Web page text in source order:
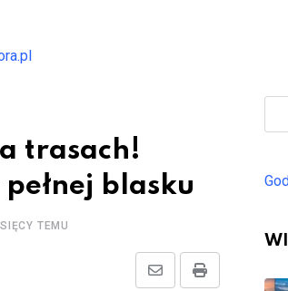
trasach!
blasku
TEMU
Print
Share